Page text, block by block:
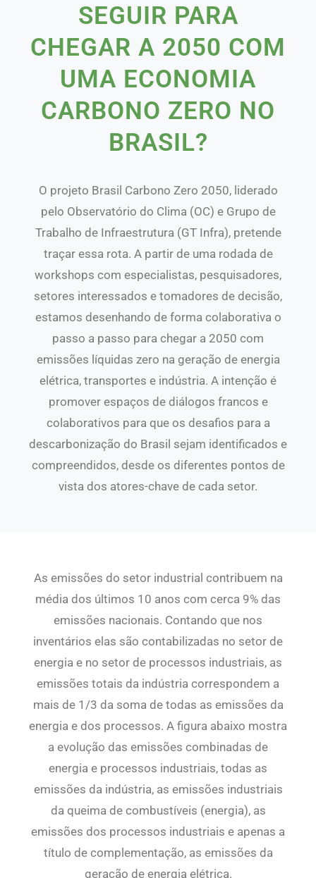
SEGUIR PARA
CHEGAR A 2050 COM
UMA ECONOMIA
CARBONO ZERO NO
BRASIL?
O projeto Brasil Carbono Zero 2050, liderado
pelo Observatório do Clima (OC) e Grupo de
Trabalho de Infraestrutura (GT Infra), pretende
traçar essa rota. A partir de uma rodada de
workshops com especialistas, pesquisadores,
setores interessados e tomadores de decisão,
estamos desenhando de forma colaborativa o
passo a passo para chegar a 2050 com
emissões líquidas zero na geração de energia
elétrica, transportes e indústria. A intenção é
promover espaços de diálogos francos e
colaborativos para que os desafios para a
descarbonização do Brasil sejam identificados e
compreendidos, desde os diferentes pontos de
vista dos atores-chave de cada setor.
As emissões do setor industrial contribuem na
média dos últimos 10 anos com cerca 9% das
emissões nacionais. Contando que nos
inventários elas são contabilizadas no setor de
energia e no setor de processos industriais, as
emissões totais da indústria correspondem a
mais de 1/3 da soma de todas as emissões da
energia e dos processos. A figura abaixo mostra
a evolução das emissões combinadas de
energia e processos industriais, todas as
emissões da indústria, as emissões industriais
da queima de combustíveis (energia), as
emissões dos processos industriais e apenas a
título de complementação, as emissões da
geração de energia elétrica.